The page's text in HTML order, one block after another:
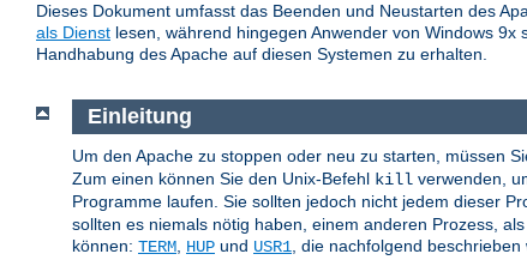
Dieses Dokument umfasst das Beenden und Neustarten des
als Dienst lesen, während hingegen Anwender von Windows 9x
Handhabung des Apache auf diesen Systemen zu erhalten.
Einleitung
Um den Apache zu stoppen oder neu zu starten, müssen
Zum einen können Sie den Unix-Befehl kill verwenden,
Programme laufen. Sie sollten jedoch nicht jedem dieser
sollten es niemals nötig haben, einem anderen Prozess,
können: TERM HUP und USR1 , die nachfolgend beschrieben